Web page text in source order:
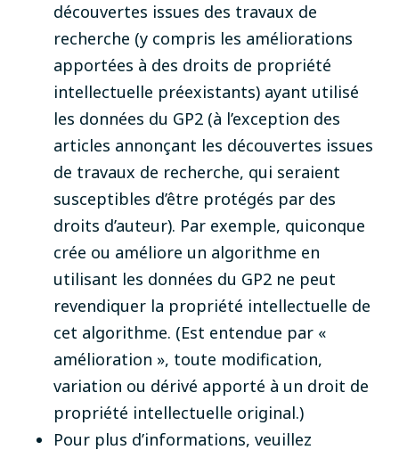
découvertes issues des travaux de
recherche (y compris les améliorations
apportées à des droits de propriété
intellectuelle préexistants) ayant utilisé
les données du GP2 (à l’exception des
articles annonçant les découvertes issues
de travaux de recherche, qui seraient
susceptibles d’être protégés par des
droits d’auteur). Par exemple, quiconque
crée ou améliore un algorithme en
utilisant les données du GP2 ne peut
revendiquer la propriété intellectuelle de
cet algorithme. (Est entendue par «
amélioration », toute modification,
variation ou dérivé apporté à un droit de
propriété intellectuelle original.)
Pour plus d’informations, veuillez